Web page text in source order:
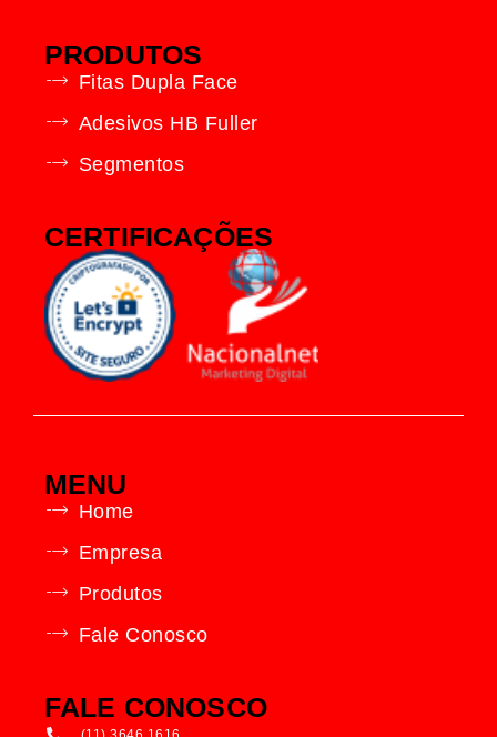
PRODUTOS
Fitas Dupla Face
Adesivos HB Fuller
Segmentos
CERTIFICAÇÕES
MENU
Home
Empresa
Produtos
Fale Conosco
FALE CONOSCO